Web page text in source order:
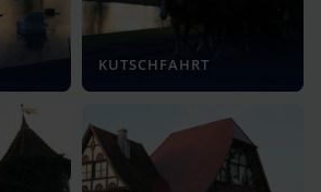
KUTSCHFAHRT